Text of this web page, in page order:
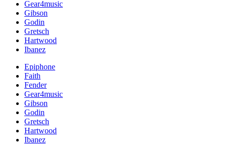
Gear4music
Gibson
Godin
Gretsch
Hartwood
Ibanez
Epiphone
Faith
Fender
Gear4music
Gibson
Godin
Gretsch
Hartwood
Ibanez